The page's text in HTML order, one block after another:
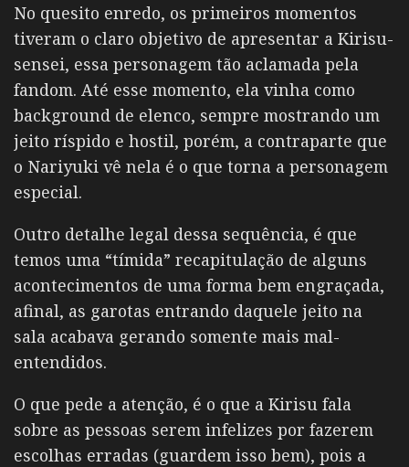
No quesito enredo, os primeiros momentos
tiveram o claro objetivo de apresentar a Kirisu-
sensei, essa personagem tão aclamada pela
fandom. Até esse momento, ela vinha como
background de elenco, sempre mostrando um
jeito ríspido e hostil, porém, a contraparte que
o Nariyuki vê nela é o que torna a personagem
especial.
Outro detalhe legal dessa sequência, é que
temos uma “tímida” recapitulação de alguns
acontecimentos de uma forma bem engraçada,
afinal, as garotas entrando daquele jeito na
sala acabava gerando somente mais mal-
entendidos.
O que pede a atenção, é o que a Kirisu fala
sobre as pessoas serem infelizes por fazerem
escolhas erradas (guardem isso bem), pois a